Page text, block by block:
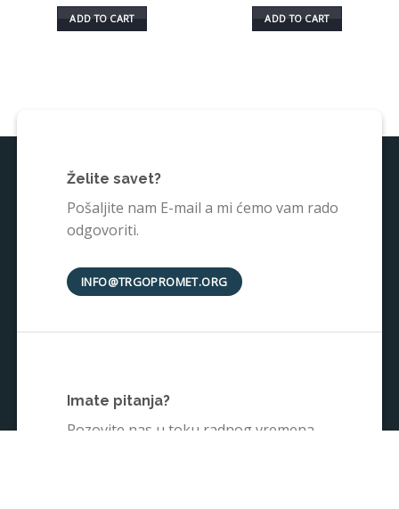
ADD TO CART ADD TO CART
Želite savet?
Pošaljite nam E-mail a mi ćemo vam rado
odgovoriti.
INFO@TRGOPROMET.ORG
Imate pitanja?
Pozovite nas u toku radnog vremena.